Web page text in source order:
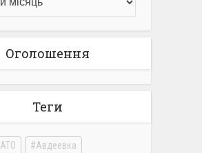
Оголошення
Теги
АТО
Авдеевка